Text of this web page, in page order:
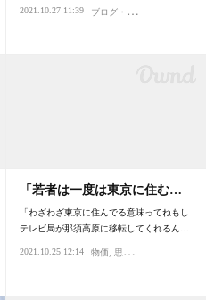
2021.10.27 11:39 ブ
ログ・日記
パンデミック 社会 ウイルス
「若者は一度は東京に住む…
「わざわざ東京に住んでる意味ってねもし
テレビ局が那須高原に移転してくれるん…
2021.10.25 12:14 物価 思考